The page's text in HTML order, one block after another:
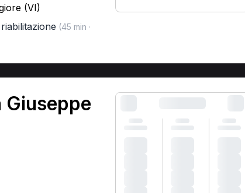
(VI)
riabilitazione (45 min ·
Giuseppe